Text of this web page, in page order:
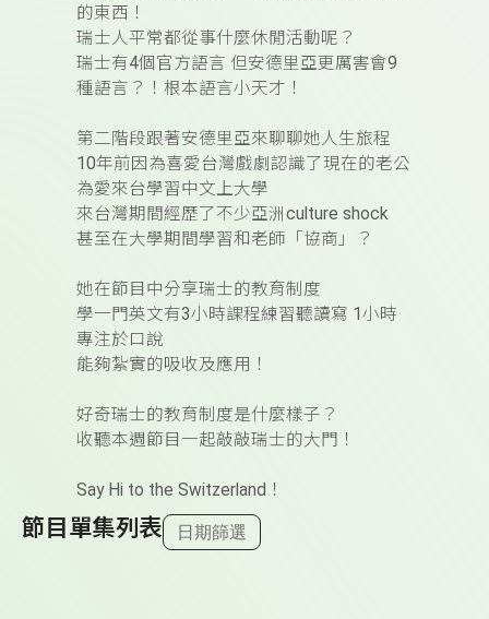
的東西！
瑞士人平常都從事什麼休閒活動呢？
瑞士有4個官方語言 但安德里亞更厲害會9
種語言？！根本語言小天才！
第二階段跟著安德里亞來聊聊她人生旅程
10年前因為喜愛台灣戲劇認識了現在的老公
為愛來台學習中文上大學
來台灣期間經歷了不少亞洲 culture shock
甚至在大學期間學習和老師「協商」？
她在節目中分享瑞士的教育制度
學一門英文有3小時課程練習聽讀寫 1 小時
專注於口說
能夠紮實的吸收及應用！
好奇瑞士的教育制度是什麼樣子？
收聽本週節目一起敲敲瑞士的大門！
Say Hi to the Switzerland ！
節目單集列表 日期篩選